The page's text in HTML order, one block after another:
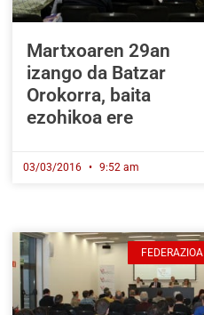
Martxoaren 29an
izango da Batzar
Orokorra, baita
ezohikoa ere
03/03/2016 9:52 am
FEDERAZIOA